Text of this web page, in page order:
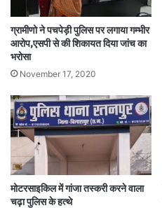
ग्रामीणो ने पचपेड़ी पुलिस पर लगाया गम्भीर
आरोप,एसपी से की शिकायत दिया जांच का
भरोसा
November 17, 2020
मोटरसाइकिल में गांजा तस्करी करने वाला
चढ़ा पुलिस के हत्थे